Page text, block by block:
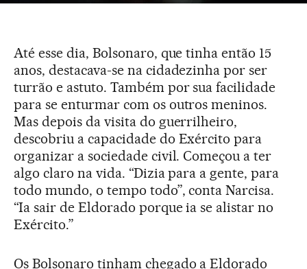
Até esse dia, Bolsonaro, que tinha então 15
anos, destacava-se na cidadezinha por ser
turrão e astuto. Também por sua facilidade
para se enturmar com os outros meninos.
Mas depois da visita do guerrilheiro,
descobriu a capacidade do Exército para
organizar a sociedade civil. Começou a ter
algo claro na vida. “Dizia para a gente, para
todo mundo, o tempo todo”, conta Narcisa.
“Ia sair de Eldorado porque ia se alistar no
Exército.”
Os Bolsonaro tinham chegado a Eldorado